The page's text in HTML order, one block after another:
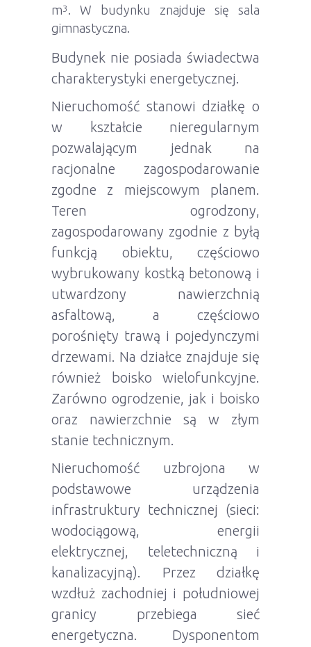
m3
. W budynku znajduje się sala
gimnastyczna.
Budynek nie posiada świadectwa
charakterystyki energetycznej.
Nieruchomość stanowi działkę o
w kształcie nieregularnym
pozwalającym jednak na
racjonalne zagospodarowanie
zgodne z miejscowym planem.
Teren ogrodzony,
zagospodarowany zgodnie z byłą
funkcją obiektu, częściowo
wybrukowany kostką betonową i
utwardzony nawierzchnią
asfaltową, a częściowo
porośnięty trawą i pojedynczymi
drzewami. Na działce znajduje się
również boisko wielofunkcyjne.
Zarówno ogrodzenie, jak i boisko
oraz nawierzchnie są w złym
stanie technicznym.
Nieruchomość uzbrojona w
podstawowe urządzenia
infrastruktury technicznej (sieci:
wodociągową, energii
elektrycznej, teletechniczną i
kanalizacyjną). Przez działkę
wzdłuż zachodniej i południowej
granicy przebiega sieć
energetyczna. Dysponentom